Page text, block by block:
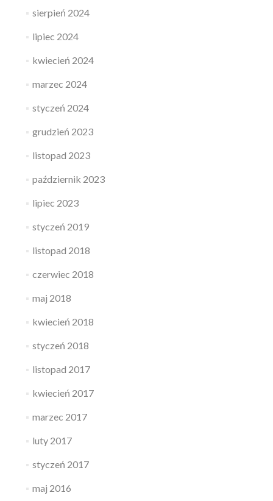
sierpień 2024
lipiec 2024
kwiecień 2024
marzec 2024
styczeń 2024
grudzień 2023
listopad 2023
październik 2023
lipiec 2023
styczeń 2019
listopad 2018
czerwiec 2018
maj 2018
kwiecień 2018
styczeń 2018
listopad 2017
kwiecień 2017
marzec 2017
luty 2017
styczeń 2017
maj 2016